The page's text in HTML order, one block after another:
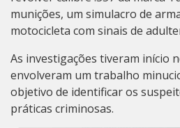
munições, um simulacro de
motocicleta com sinais de
As investigações tiveram início
envolveram um trabalho
objetivo de identificar os
práticas criminosas.